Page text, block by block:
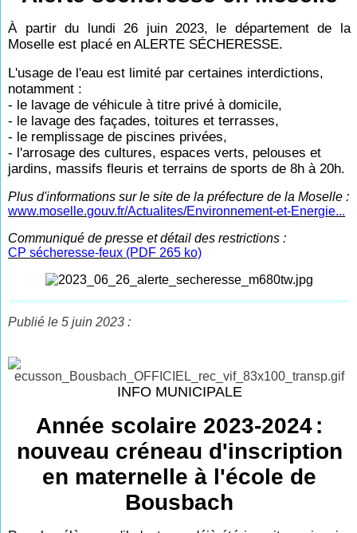
À partir du lundi 26 juin 2023, le département de la
Moselle est placé en ALERTE SÉCHERESSE.
L'usage de l'eau est limité par certaines interdictions,
notamment :
- le lavage de véhicule à titre privé à domicile,
- le lavage des façades, toitures et terrasses,
- le remplissage de piscines privées,
- l'arrosage des cultures, espaces verts, pelouses et
jardins, massifs fleuris et terrains de sports de 8h à 20h.
Plus d'informations sur le site de la préfecture de la Moselle :
www.moselle.gouv.fr/Actualites/Environnement-et-Energie...
Communiqué de presse et détail des restrictions :
CP sécheresse-feux (PDF 265 ko)
Publié le 5 juin 2023 :
INFO MUNICIPALE
Année scolaire 2023-2024:
nouveau créneau d'inscription
en maternelle à l'école de
Bousbach